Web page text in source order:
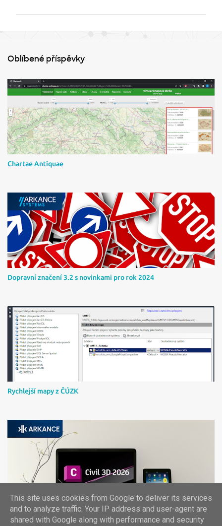
ř
e
Oblíbené příspěvky
Chartae Antiquae
Dopravní značení 3.2 s novinkami pro rok 2024
Rychlejší mapy z ČÚZK
Instalace Civil 3D 2026 a českého country kitu
This site uses cookies from Google to deliver its services
and to analyze traffic. Your IP address and user-agent are
shared with Google along with performance and security